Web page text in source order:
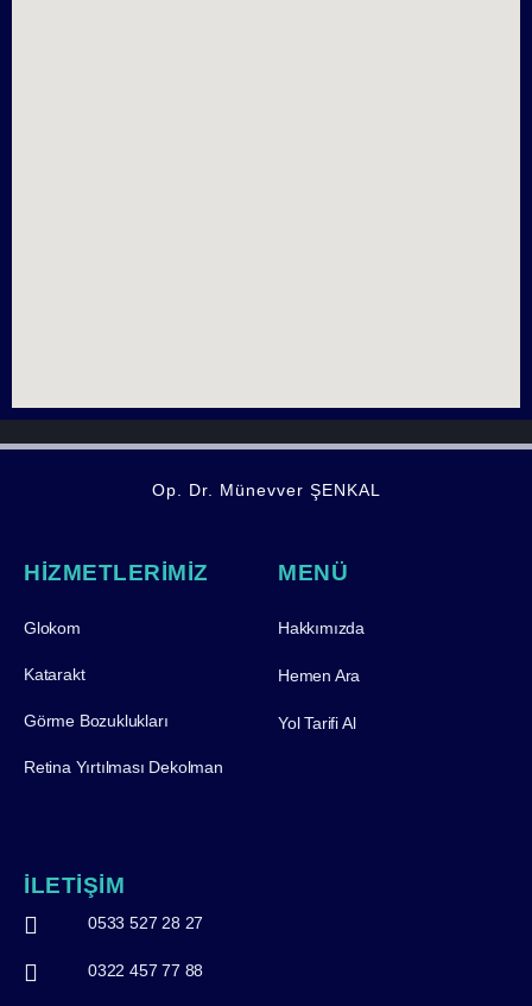
Op. Dr. Münevver ŞENKAL
HİZMETLERİMİZ
Glokom
Katarakt
Görme Bozuklukları
Retina Yırtılması Dekolman
MENÜ
Hakkımızda
Hemen Ara
Yol Tarifi Al
İLETİŞİM
0533 527 28 27
0322 457 77 88